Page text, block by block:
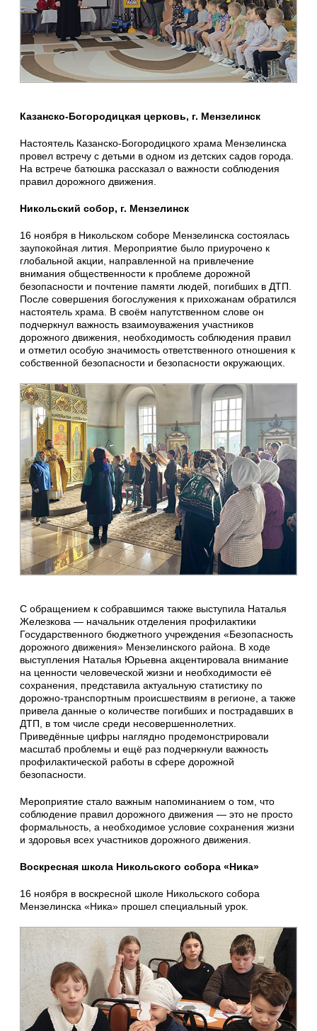
Казанско-Богородицкая церковь, г. Мензелинск
Настоятель Казанско-Богородицкого храма Мензелинска
провел встречу с детьми в одном из детских садов города.
На встрече батюшка рассказал о важности соблюдения
правил дорожного движения.
Никольский собор, г. Мензелинск
16 ноября в Никольском соборе Мензелинска состоялась
заупокойная лития. Мероприятие было приурочено к
глобальной акции, направленной на привлечение
внимания общественности к проблеме дорожной
безопасности и почтение памяти людей, погибших в ДТП.
После совершения богослужения к прихожанам обратился
настоятель храма. В своём напутственном слове он
подчеркнул важность взаимоуважения участников
дорожного движения, необходимость соблюдения правил
и отметил особую значимость ответственного отношения к
собственной безопасности и безопасности окружающих.
С обращением к собравшимся также выступила Наталья
Железкова — начальник отделения профилактики
Государственного бюджетного учреждения «Безопасность
дорожного движения» Мензелинского района. В ходе
выступления Наталья Юрьевна акцентировала внимание
на ценности человеческой жизни и необходимости её
сохранения, представила актуальную статистику по
дорожно-транспортным происшествиям в регионе, а также
привела данные о количестве погибших и пострадавших в
ДТП, в том числе среди несовершеннолетних.
Приведённые цифры наглядно продемонстрировали
масштаб проблемы и ещё раз подчеркнули важность
профилактической работы в сфере дорожной
безопасности.
Мероприятие стало важным напоминанием о том, что
соблюдение правил дорожного движения — это не просто
формальность, а необходимое условие сохранения жизни
и здоровья всех участников дорожного движения.
Воскресная школа Никольского собора «Ника»
16 ноября в воскресной школе Никольского собора
Мензелинска «Ника» прошел специальный урок.